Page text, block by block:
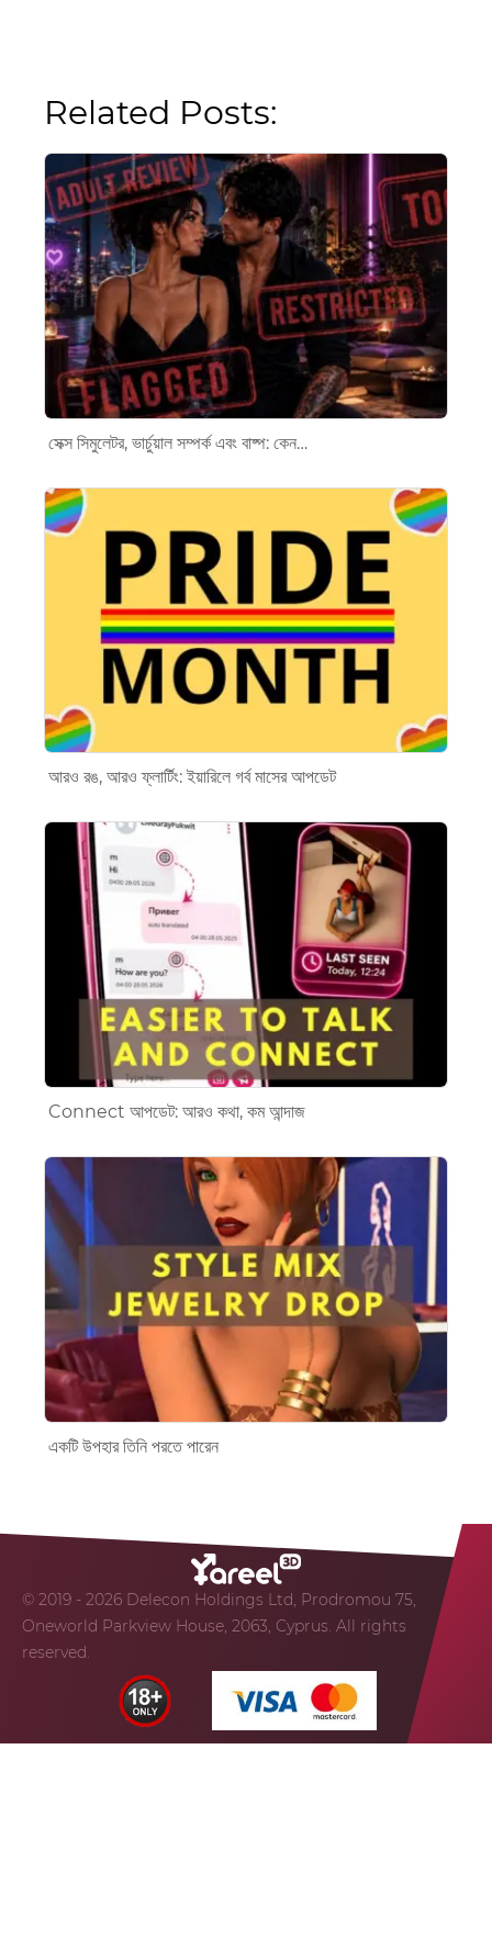
Related Posts:
সেক্স সিমুলেটর, ভার্চুয়াল সম্পর্ক এবং বাষ্প: কেন…
আরও রঙ, আরও ফ্লার্টিং: ইয়ারিলে গর্ব মাসের আপডেট
Connect আপডেট: আরও কথা, কম আন্দাজ
একটি উপহার তিনি পরতে পারেন
© 2019 - 2026 Delecon Holdings Ltd, Prodromou 75,
Oneworld Parkview House, 2063, Cyprus. All rights
reserved.